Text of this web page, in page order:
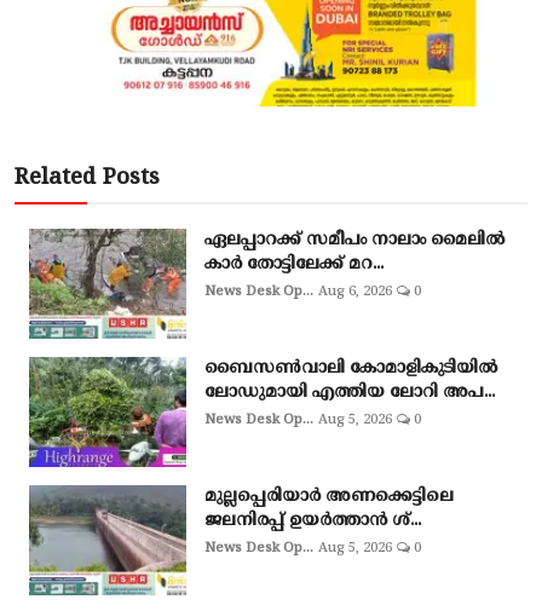
Related Posts
ഏലപ്പാറക്ക് സമീപം നാലാം മൈലിൽ
കാർ തോട്ടിലേക്ക് മറ...
News Desk Op... Aug 6, 2026 0
ബൈസണ്‍വാലി കോമാളികുടിയില്‍
ലോഡുമായി എത്തിയ ലോറി അപ...
News Desk Op... Aug 5, 2026 0
മുല്ലപ്പെരിയാർ അണക്കെട്ടിലെ
ജലനിരപ്പ് ഉയർത്താൻ ശ്...
News Desk Op... Aug 5, 2026 0